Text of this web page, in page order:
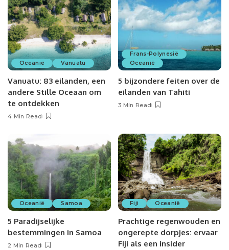
Oceanië Vanuatu
Vanuatu: 83 eilanden, een
andere Stille Oceaan om
te ontdekken
4 Min Read
Frans-Polynesië
Oceanië
5 bijzondere feiten over de
eilanden van Tahiti
3 Min Read
Oceanië Samoa
5 Paradijselijke
bestemmingen in Samoa
2 Min Read
Fiji Oceanië
Prachtige regenwouden en
ongerepte dorpjes: ervaar
Fiji als een insider